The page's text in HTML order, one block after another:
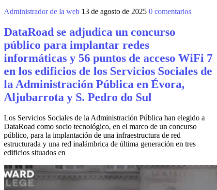
Administrador de la web 13 de agosto de 2025 0 comentarios
DataRoad se adjudica un concurso
público para implantar redes
informáticas y 56 puntos de acceso WiFi 7
en los edificios de los Servicios Sociales de
la Administración Pública en Évora,
Aljubarrota y S. Pedro do Sul
Los Servicios Sociales de la Administración Pública han elegido a
DataRoad como socio tecnológico, en el marco de un concurso
público, para la implantación de una infraestructura de red
estructurada y una red inalámbrica de última generación en tres
edificios situados en